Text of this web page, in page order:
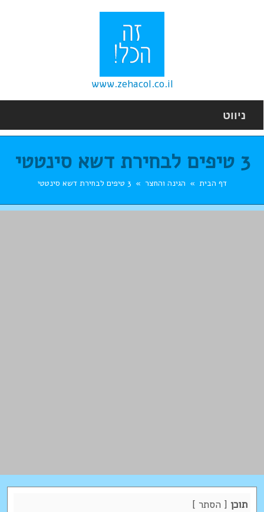
www.zehacol.co.il
ניווט
3 טיפים לבחירת דשא סינטטי
דף הבית הגינה והחצר 3 טיפים לבחירת דשא סינטטי
תוכן[ הסתר]